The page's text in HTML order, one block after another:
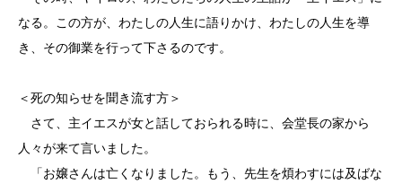
なる。この方が、わたしの人生に語りかけ、わたしの人生を導
き、その御業を行って下さるのです。
＜死の知らせを聞き流す方＞
さて、主イエスが女と話しておられる時に、会堂長の家から
人々が来て言いました。
「お嬢さんは亡くなりました。もう、先生を煩わすには及ばな